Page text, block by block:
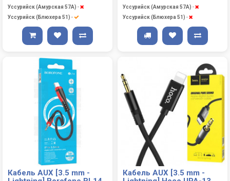
Уссурийск (Амурская 57А) -
Уссурийск (Блюхера 51) -
Уссурийск (Амурская 57А) -
Уссурийск (Блюхера 51) -
Кабель AUX [3.5 mm -
Кабель AUX [3.5 mm -